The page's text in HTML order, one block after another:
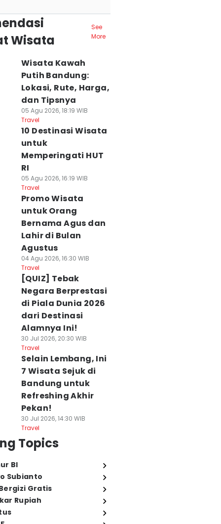
Wisata
See
More
Wisata Kawah
Putih Bandung:
Lokasi, Rute, Harga,
dan Tipsnya
05 Agu 2026, 18:19 WIB
Travel
10 Destinasi Wisata
untuk
Memperingati HUT
RI
05 Agu 2026, 16:19 WIB
Travel
Promo Wisata
untuk Orang
Bernama Agus dan
Lahir di Bulan
Agustus
04 Agu 2026, 16:30 WIB
Travel
[QUIZ] Tebak
Negara Berprestasi
di Piala Dunia 2026
dari Destinasi
Alamnya Ini!
30 Jul 2026, 20:30 WIB
Travel
Selain Lembang, Ini
7 Wisata Sejuk di
Bandung untuk
Refreshing Akhir
Pekan!
30 Jul 2026, 14:30 WIB
Travel
Topics
BI
Subianto
Gratis
Rupiah